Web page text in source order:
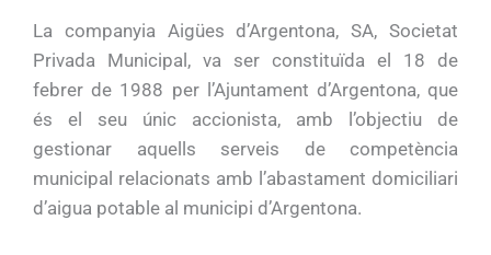
La companyia Aigües d’Argentona, SA, Societat
Privada Municipal, va ser constituïda el 18 de
febrer de 1988 per l’Ajuntament d’Argentona, que
és el seu únic accionista, amb l’objectiu de
gestionar aquells serveis de competència
municipal relacionats amb l’abastament domiciliari
d’aigua potable al municipi d’Argentona.